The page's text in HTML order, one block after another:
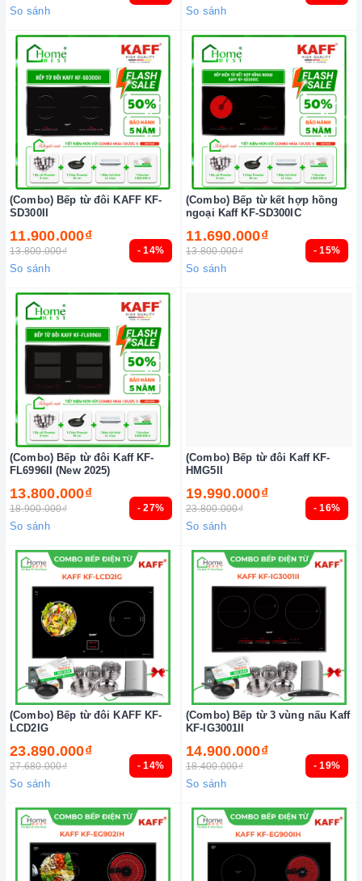
So sánh So sánh
- 14%
(Combo) Bếp từ đôi KAFF KF-
SD300II
11.900.000₫
13.800.000₫
So sánh
- 15%
(Combo) Bếp từ kết hợp hồng
ngoại Kaff KF-SD300IC
11.690.000₫
13.800.000₫
So sánh
- 27%
(Combo) Bếp từ đôi Kaff KF-
FL6996II (New 2025)
13.800.000₫
18.900.000₫
So sánh
- 16%
(Combo) Bếp từ đôi Kaff KF-
HMG5II
19.990.000₫
23.800.000₫
So sánh
- 14%
(Combo) Bếp từ đôi KAFF KF-
LCD2IG
23.890.000₫
27.680.000₫
So sánh
- 19%
(Combo) Bếp từ 3 vùng nấu Kaff
KF-IG3001II
14.900.000₫
18.400.000₫
So sánh